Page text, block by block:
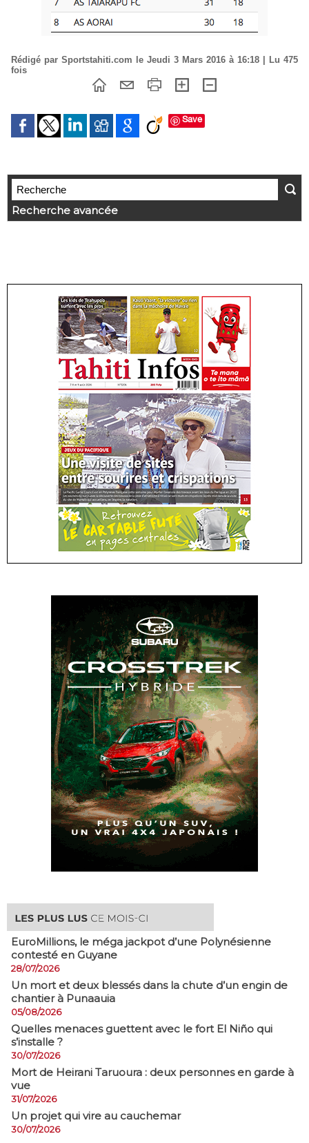
Rédigé par Sportstahiti.com le Jeudi 3 Mars 2016 à 16:18 | Lu 475
fois
Save
Recherche avancée
EuroMillions, ​le méga jackpot d’une Polynésienne
contesté en Guyane
28/07/2026
​Un mort et deux blessés dans la chute d’un engin de
chantier à Punaauia
05/08/2026
Quelles menaces guettent avec le fort El Niño qui
s’installe ?
30/07/2026
Mort de Heirani Taruoura : deux personnes en garde à
vue
31/07/2026
Un projet qui vire au cauchemar
30/07/2026